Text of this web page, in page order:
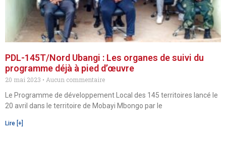
PDL-145T/Nord Ubangi : Les organes de suivi du
programme déjà à pied d’œuvre
20 mai 2023
Aucun commentaire
Le Programme de développement Local des 145 territoires lancé le
20 avril dans le territoire de Mobayi Mbongo par le
Lire [+]